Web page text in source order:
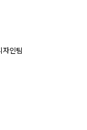
자인팀